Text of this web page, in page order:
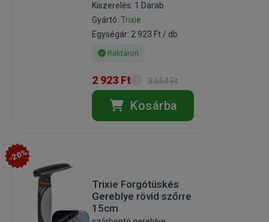
Kiszerelés: 1 Darab
Gyártó:Trixie
Egységár: 2 923 Ft / db
Raktáron
2 923 Ft 3 654 Ft
Kosárba
-20%
Trixie Forgótüskés
Gereblye rövid szőrre
15cm